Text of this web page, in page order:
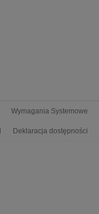
Wymagania Systemowe
Deklaracja dostępności